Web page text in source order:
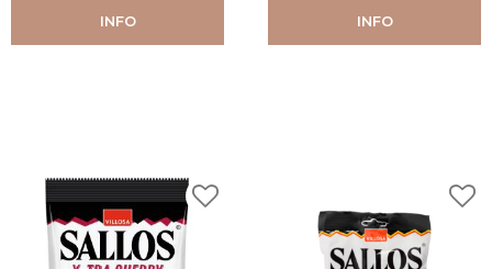
INFO INFO
Lägg till i favoriter